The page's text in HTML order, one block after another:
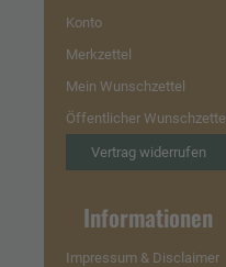
Konto
Merkzettel
Mein Wunschzettel
Öffentlicher Wunschzettel
Vertrag widerrufen
Informationen
Impressum & Disclaimer